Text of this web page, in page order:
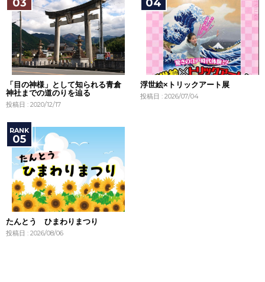
「目の神様」として知られる青倉
神社までの道のりを辿る
投稿日 : 2020/12/17
浮世絵×トリックアート展
投稿日 : 2026/07/04
たんとう ひまわりまつり
投稿日 : 2026/08/06